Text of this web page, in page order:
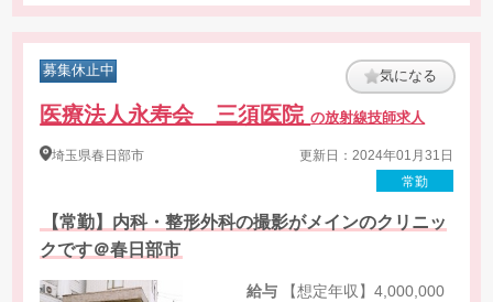
募集休止中 気になる
医療法人永寿会 三須医院の放射線技師求人
埼玉県春日部市
更新日：2024年01月31日
常勤
【常勤】内科・整形外科の撮影がメインのクリニッ
クです＠春日部市
給与